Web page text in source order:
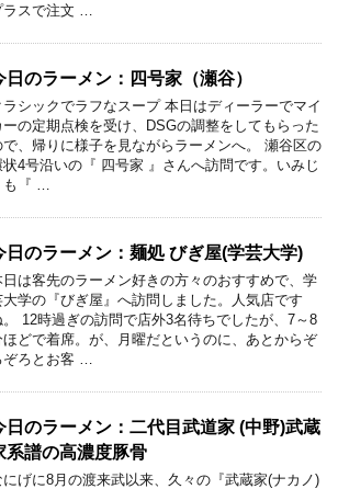
ラスで注文 …
日のラーメン：四号家（瀬谷）
ラシックでラフなスープ 本日はディーラーでマイ
ーの定期点検を受け、DSGの調整をしてもらった
で、帰りに様子を見ながらラーメンへ。 瀬谷区の
状4号沿いの『 四号家 』さんへ訪問です。いみじ
も『 …
日のラーメン：麺処 びぎ屋(学芸大学)
日は客先のラーメン好きの方々のおすすめで、学
大学の『びぎ屋』へ訪問しました。人気店です
。 12時過ぎの訪問で店外3名待ちでしたが、7～8
ほどで着席。が、月曜だというのに、あとからぞ
ぞろとお客 …
日のラーメン：二代目武道家 (中野)武蔵
系譜の高濃度豚骨
にげに8月の渡来武以来、久々の『武蔵家(ナカノ)